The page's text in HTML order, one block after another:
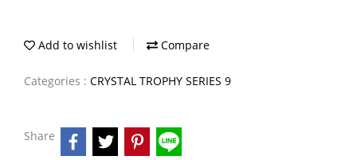
Add to wishlist Compare
Categories : CRYSTAL TROPHY SERIES 9
Share